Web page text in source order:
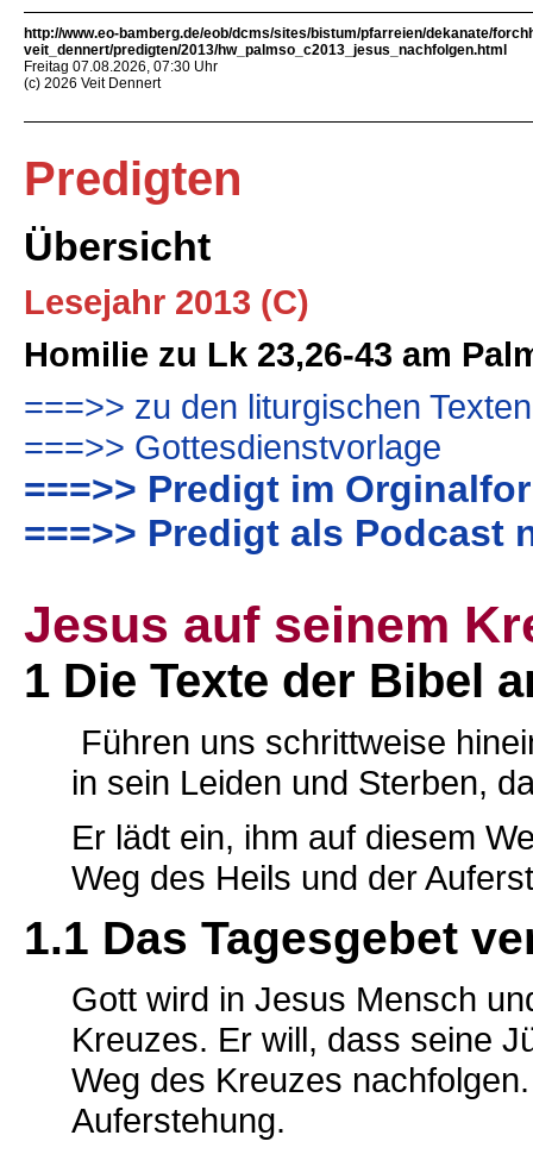
http://www.eo-bamberg.de/eob/dcms/sites/bistum/pfarreien/dekanate/
veit_dennert/predigten/2013/hw_palmso_c2013_jesus_nachfolgen.html
Freitag 07.08.2026, 07:30 Uhr
(c) 2026 Veit Dennert
Predigten
Übersicht
Lesejahr 2013 (C)
Homilie zu Lk 23,26-43 am
===>> zu den liturgischen Texten
===>> Gottesdienstvorlage
===>> Predigt im
===>> Predigt als Podcast
Jesus auf seinem
1 Die Texte der Bibel
Führen uns schrittweise
in sein Leiden und Sterben,
Er lädt ein, ihm auf diesem
Weg des Heils und der
1.1 Das Tagesgebet
Gott wird in Jesus Mensch
Kreuzes. Er will, dass seine
Weg des Kreuzes
Auferstehung.